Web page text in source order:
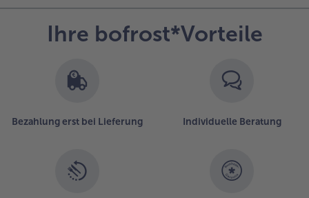
Ihre bofrost*Vorteile
Bezahlung erst bei Lieferung Individuelle Beratung